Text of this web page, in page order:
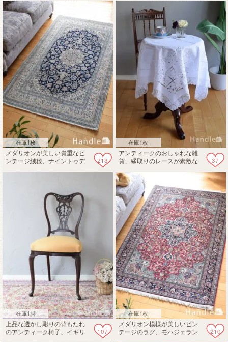
在庫1枚
213
メダリオンが美しい貴重なビ
ンテージ絨毯、ナイントゥデ
在庫1枚
37
アンティークのおしゃれな雑
貨、縁取りのレースが素敵な
在庫1脚
107
上品な透かし彫りの背もたれ
のアンティーク椅子、イギリ
在庫1枚
210
メダリオン模様が美しいビン
テージのラグ、モハジェラン